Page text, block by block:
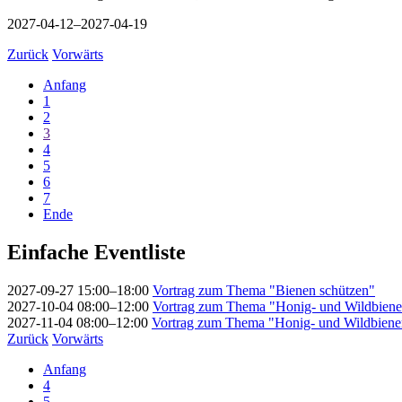
2027-04-12–2027-04-19
Zurück Vorwärts
Anfang
1
2
3
4
5
6
7
Ende
Einfache Eventliste
2027-09-27 15:00–18:00 Vortrag zum Thema "Bienen schützen"
2027-10-04 08:00–12:00 Vortrag zum Thema "Honig- und
2027-11-04 08:00–12:00 Vortrag zum Thema "Honig- und
Zurück Vorwärts
Anfang
4